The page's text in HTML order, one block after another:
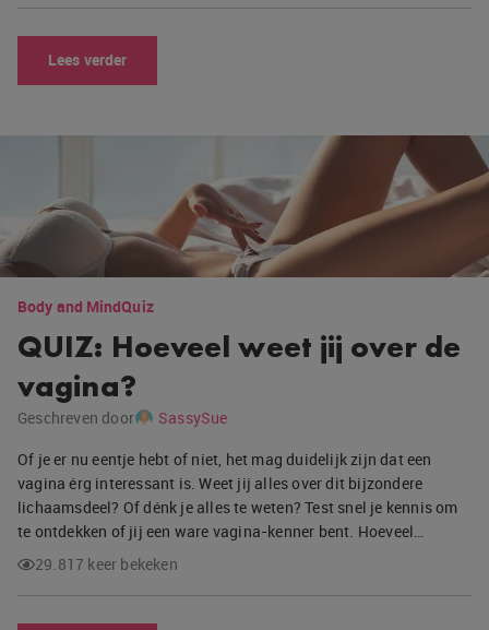
Lees verder
Body and MindQuiz
QUIZ: Hoeveel weet jij over de
vagina?
Geschreven door
SassySue
Of je er nu eentje hebt of niet, het mag duidelijk zijn dat een
vagina érg interessant is. Weet jij alles over dit bijzondere
lichaamsdeel? Of dénk je alles te weten? Test snel je kennis om
te ontdekken of jij een ware vagina-kenner bent. Hoeveel…
29.817 keer bekeken